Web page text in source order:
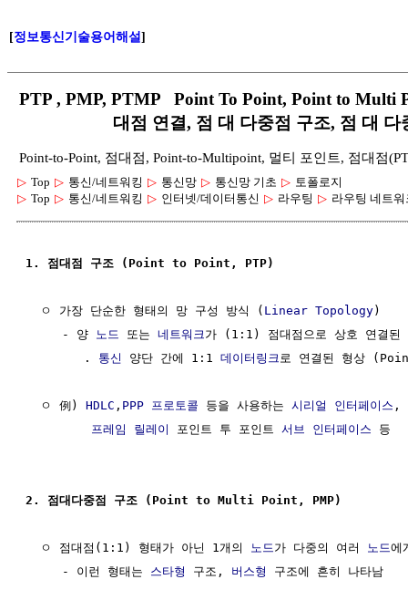
[정보통신기술용어해설]
PTP , PMP, PTMP Point To Point, Point to Multi
대점 연결, 점 대 다중점 구조, 점 대
Point-to-Point, 점대점, Point-to-Multipoint, 멀티 포인트, 점대점
▷ Top ▷ 통신/네트워킹 ▷ 통신망 ▷ 통신망 기초 ▷ 토폴로지
▷ Top ▷ 통신/네트워킹 ▷ 인터넷/데이터통신 ▷ 라우팅 ▷ 라우팅 네트
1. 점대점 구조 (Point to Point, PTP)
  ㅇ 가장 단순한 형태의 망 구성 방식 (
Linear Topology)
     - 양
노드 또는 네트워크 가 (1:1) 점대점으로 상호 연결된
        .
통신 양단 간에 1:1 데이터링크 로 연결된 형상
  ㅇ 例)
HDLC , PPP 프로토콜 등을 사용하는 시리얼 인터페이스 ,
프레임 릴레이
포인트 투 포인트 서브 인터페이스 등
2. 점대다중점 구조 (Point to Multi Point, PMP)
  ㅇ 점대점(1:1) 형태가 아닌 1개의
노드 가 다중의 여러 노드
     - 이런 형태는
스타형 구조, 버스형 구조에 흔히 나타남